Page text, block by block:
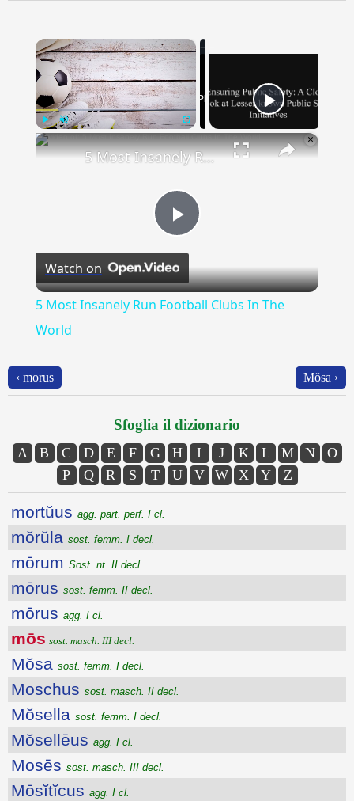
×
Play Unmute Fullscreen
Now Playing
×
Play
Video
5 Most Insanely Run Football Clubs In The World
Watch on
5 Most Insanely Run Football Clubs In The
World
‹ mōrus Mŏsa ›
Sfoglia il dizionario
A B C D E F G H I J K L M N
O
P
Q R S T U V W X Y Z
mortŭus agg. part. perf. I cl.
mŏrŭla sost. femm. I decl.
mōrum Sost. nt. II decl.
mōrus sost. femm. II decl.
mōrus agg. I cl.
mōs sost. masch. III decl.
Mŏsa sost. femm. I decl.
Moschus sost. masch. II decl.
Mŏsella sost. femm. I decl.
Mŏsellēus agg. I cl.
Mosēs sost. masch. III decl.
Mōsĭtĭcus agg. I cl.